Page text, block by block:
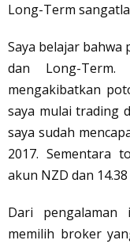
Long-Term
Saya belajar bahwa
dan Long-
mengakibatkan
saya mulai trading
saya sudah
2017. Sementara
akun NZD dan
Dari pengalaman
memilih broker